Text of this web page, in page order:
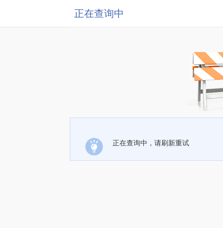
正在查询中
正在查询中，请刷新重试